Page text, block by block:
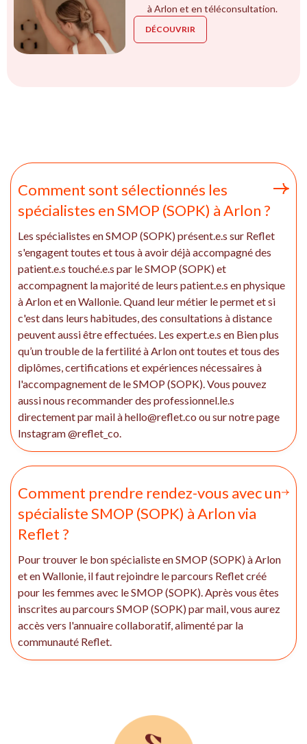
à Arlon et en téléconsultation.
DÉCOUVRIR
Comment sont sélectionnés les
spécialistes en SMOP (SOPK) à Arlon ?
Les spécialistes en SMOP (SOPK) présent.e.s sur Reflet
s'engagent toutes et tous à avoir déjà accompagné des
patient.e.s touché.e.s par le SMOP (SOPK) et
accompagnent la majorité de leurs patient.e.s en physique
à Arlon et en Wallonie. Quand leur métier le permet et si
c'est dans leurs habitudes, des consultations à distance
peuvent aussi être effectuées. Les expert.e.s en Bien plus
qu’un trouble de la fertilité à Arlon ont toutes et tous des
diplômes, certifications et expériences nécessaires à
l'accompagnement de le SMOP (SOPK). Vous pouvez
aussi nous recommander des professionnel.le.s
directement par mail à hello@reflet.co ou sur notre page
Instagram @reflet_co.
Comment prendre rendez-vous avec un
spécialiste SMOP (SOPK) à Arlon via
Reflet ?
Pour trouver le bon spécialiste en SMOP (SOPK) à Arlon
et en Wallonie, il faut rejoindre le parcours Reflet créé
pour les femmes avec le SMOP (SOPK). Après vous êtes
inscrites au parcours SMOP (SOPK) par mail, vous aurez
accès vers l'annuaire collaboratif, alimenté par la
communauté Reflet.